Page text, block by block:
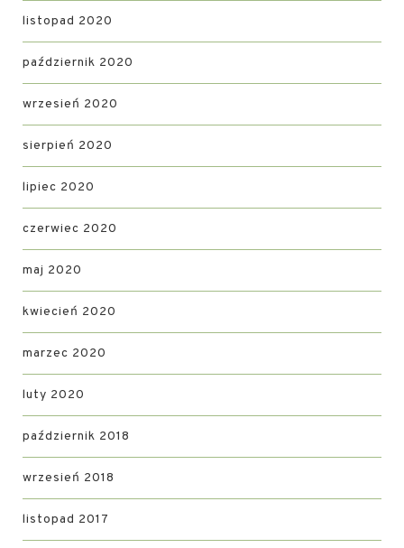
listopad 2020
październik 2020
wrzesień 2020
sierpień 2020
lipiec 2020
czerwiec 2020
maj 2020
kwiecień 2020
marzec 2020
luty 2020
październik 2018
wrzesień 2018
listopad 2017